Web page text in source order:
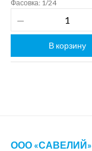
Фасовка: 1/24
В корзину
ООО «САВЕЛИЙ»